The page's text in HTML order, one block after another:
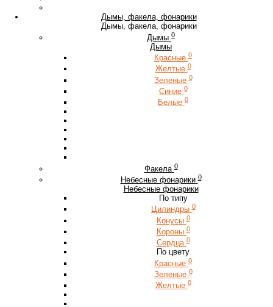
Дымы, факела, фонарики
Дымы, факела, фонарики
Дымы 0
Дымы
Красные 0
Желтые 0
Зеленые 0
Синие 0
Белые 0
Факела 0
Небесные фонарики 0
Небесные фонарики
По типу
Цилиндры 0
Конусы 0
Короны 0
Сердца 0
По цвету
Красные 0
Зеленые 0
Желтые 0